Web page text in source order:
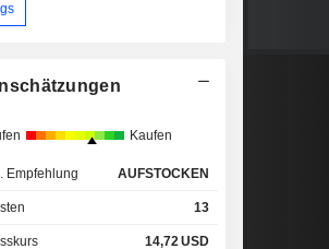
Kaufen
Empfehlung AUFSTOCKEN
13
14,72USD